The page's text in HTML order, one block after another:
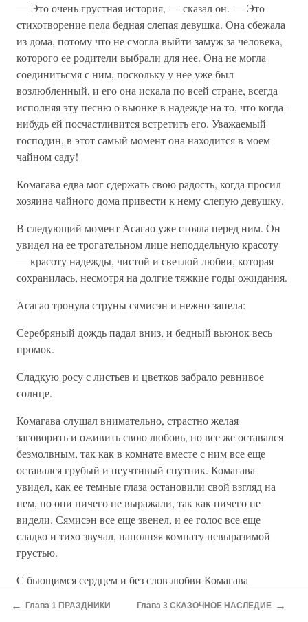
— Это очень грустная история, — сказал он. — Это
стихотворение пела бедная слепая девушка. Она сбежала
из дома, потому что не смогла выйти замуж за человека,
которого ее родители выбрали для нее. Она не могла
соединитьсмя с ним, поскольку у нее уже был
возлюбленный, и его она искала по всей стране, всегда
исполняя эту песню о вьюнке в надежде на то, что когда-
нибудь ей посчастливится встретить его. Уважаемый
господин, в этот самый момент она находится в моем
чайном саду!
Комагава едва мог сдержать свою радость, когда просил
хозяина чайного дома привести к нему слепую девушку.
В следующий момент Асагао уже стояла перед ним. Он
увидел на ее трогательном лице неподдельную красоту
— красоту надежды, чистой и светлой любви, которая
сохранилась, несмотря на долгие тяжкие годы ожидания.
Асагао тронула струны сямисэн и нежно запела:
Серебряный дождь падал вниз, и бедный вьюнок весь
промок.
Сладкую росу с листьев и цветков забрало ревнивое
солнце.
Комагава слушал внимательно, страстно желая
заговорить и оживить свою любовь, но все же оставался
безмолвным, так как в комнате вместе с ним все еще
оставался грубый и неучтивый спутник. Комагава
увидел, как ее темные глаза остановили свой взгляд на
нем, но они ничего не выражали, так как ничего не
видели. Сямисэн все еще звенел, и ее голос все еще
сладко и тихо звучал, наполняя комнату невыразимой
грустью.
С бьющимся сердцем и без слов любви Комагава
вышла из комнаты, наполненная как будто бы какой-то
← Глава 1 ПРАЗДНИКИ Глава 3 СКАЗОЧНОЕ НАСЛЕДИЕ →